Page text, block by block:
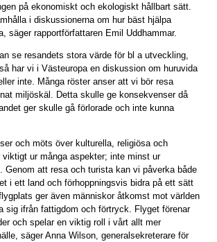
på ekonomiskt och ekologiskt hållbart sätt.
i diskussionerna om hur bäst hjälpa
säger rapportförfattaren Emil Uddhammar.
se resandets stora värde för bl a utveckling,
har vi i Västeuropa en diskussion om huruvida
inte. Många röster anser att vi bör resa
miljöskäl. Detta skulle ge konsekvenser då
ger skulle gå förlorade och inte kunna
och möts över kulturella, religiösa och
viktigt ur många aspekter; inte minst ur
Genom att resa och turista kan vi påverka både
i ett land och förhoppningsvis bidra på ett sätt
ger även människor åtkomst mot världen
sig ifrån fattigdom och förtryck. Flyget förenar
och spelar en viktig roll i vårt allt mer
säger Anna Wilson, generalsekreterare för